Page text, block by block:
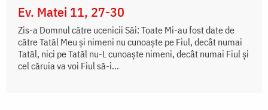
Ev. Matei 11, 27-30
Zis-a Domnul către ucenicii Săi: Toate Mi-au fost date de
către Tatăl Meu și nimeni nu cunoaște pe Fiul, decât numai
Tatăl, nici pe Tatăl nu-L cunoaște nimeni, decât numai Fiul și
cel căruia va voi Fiul să-i...